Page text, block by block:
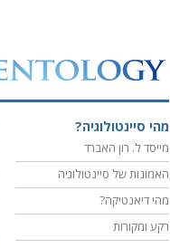
מהי סיינטולוגיה?
מייסד ל. רון האברד
האמונות של סיינטולוגיה
מהי דיאנטיקה?
רקע ומקורות